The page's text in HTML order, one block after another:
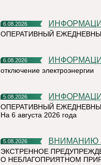
6.08.2026
ОПЕРАТИВНЫЙ
6.08.2026
отключение электроэнергии
5.08.2026
ОПЕРАТИВНЫЙ
На 6 августа 2026 года
5.08.2026 ВНИМАНИЮ
ЭКСТРЕННОЕ
О НЕБЛАГОПРИЯТНОМ